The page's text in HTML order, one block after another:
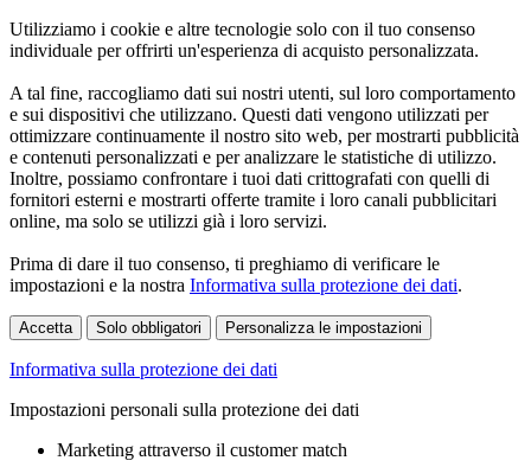
Utilizziamo i cookie e altre tecnologie solo con il tuo consenso
individuale per offrirti un'esperienza di acquisto personalizzata.
A tal fine, raccogliamo dati sui nostri utenti, sul loro comportamento
e sui dispositivi che utilizzano. Questi dati vengono utilizzati per
ottimizzare continuamente il nostro sito web, per mostrarti pubblicità
e contenuti personalizzati e per analizzare le statistiche di utilizzo.
Inoltre, possiamo confrontare i tuoi dati crittografati con quelli di
fornitori esterni e mostrarti offerte tramite i loro canali pubblicitari
online, ma solo se utilizzi già i loro servizi.
Prima di dare il tuo consenso, ti preghiamo di verificare le
impostazioni e la nostra Informativa sulla protezione dei dati.
Accetta Solo obbligatori Personalizza le impostazioni
Informativa sulla protezione dei dati
Impostazioni personali sulla protezione dei dati
Marketing attraverso il customer match